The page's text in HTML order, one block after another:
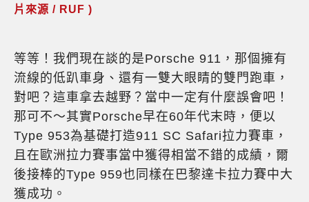
片來源 / RUF )
等等！我們現在談的是Porsche 911，那個擁有
流線的低趴車身、還有一雙大眼睛的雙門跑車，
對吧？這車拿去越野？當中一定有什麼誤會吧！
那可不～其實Porsche早在60年代末時，便以
Type 953為基礎打造911 SC Safari拉力賽車，
且在歐洲拉力賽事當中獲得相當不錯的成績，爾
後接棒的Type 959也同樣在巴黎達卡拉力賽中大
獲成功。